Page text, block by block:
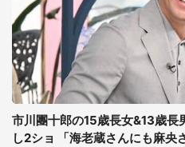
市川團十郎の15歳長女&13歳長
し2ショ 「海老蔵さんにも麻央